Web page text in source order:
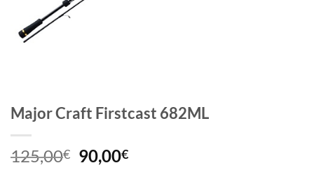
Major Craft Firstcast 682ML
125,00€ Il
prezzo
90,00€Il